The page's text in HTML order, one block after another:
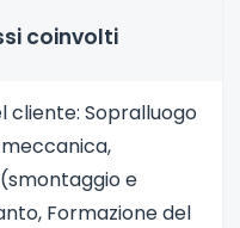
coinvolti
cliente: Sopralluogo
meccanica,
e
Formazione del